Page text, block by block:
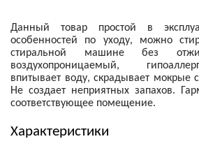
Данный товар простой в
особенностей по уходу, можно
стиральной машине без
воздухопроницаемый,
впитывает воду, скрадывает мокрые
Не создает неприятных запахов.
соответствующее помещение.
Характеристики